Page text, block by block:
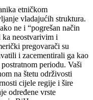
etničkom
vladajućih struktura.
ne i “pogrešan način
neostvarivim i
pregovarači su
i zacementirali ga kao
periodu. Vaši
na štetu održivosti
cijele regije i šire
određene vrste